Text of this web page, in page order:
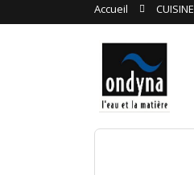
Accueil CUISINE